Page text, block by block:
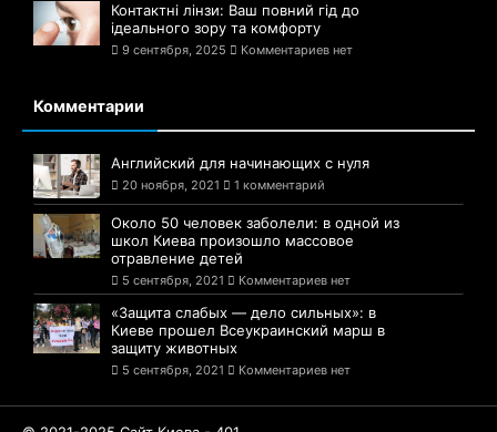
Контактні лінзи: Ваш повний гід до
ідеального зору та комфорту
9 сентября, 2025 Комментариев нет
Комментарии
Английский для начинающих с нуля
20 ноября, 2021 1 комментарий
Около 50 человек заболели: в одной из
школ Киева произошло массовое
отравление детей
5 сентября, 2021 Комментариев нет
«Защита слабых — дело сильных»: в
Киеве прошел Всеукраинский марш в
защиту животных
5 сентября, 2021 Комментариев нет